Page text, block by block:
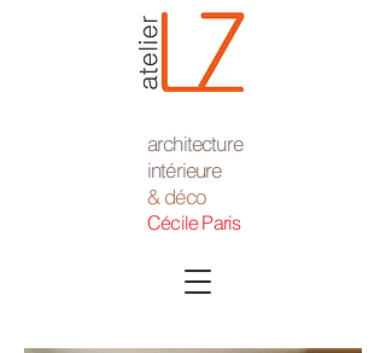
architecture
intérieure
& déco
Cécile Paris